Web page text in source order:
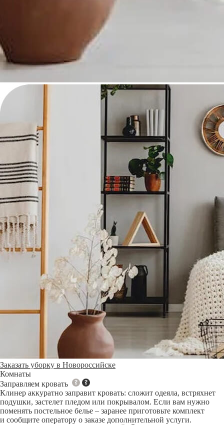
Заказать уборку в Новороссийске
Комнаты
Заправляем кровать
Клинер аккуратно заправит кровать: сложит одеяла, встряхнет
подушки, застелет пледом или покрывалом. Если вам нужно
поменять постельное белье – заранее приготовьте комплект
и сообщите оператору о заказе дополнительной услуги.